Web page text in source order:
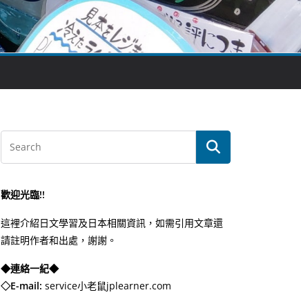
歡迎光臨!!
這裡介紹日文學習及日本相關資訊，如需引用文章還
請註明作者和出處，謝謝。
◆連絡一紀◆
◇E-mail: service小老鼠jplearner.com